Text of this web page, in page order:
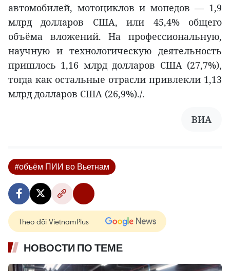
автомобилей, мотоциклов и мопедов — 1,9
млрд долларов США, или 45,4% общего
объёма вложений. На профессиональную,
научную и технологическую деятельность
пришлось 1,16 млрд долларов США (27,7%),
тогда как остальные отрасли привлекли 1,13
млрд долларов США (26,9%)./.
ВИА
#объём ПИИ во Вьетнам
Theo dõi VietnamPlus
НОВОСТИ ПО ТЕМЕ